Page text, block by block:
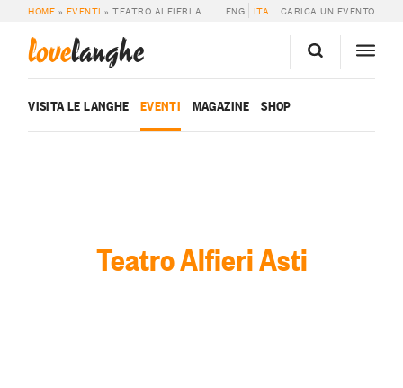
HOME » EVENTI »TEATRO ALFIERI ASTI ENG ITA CARICA UN EVENTO
lovelanghe
VISITA LE LANGHE EVENTI MAGAZINE SHOP
Teatro Alfieri Asti